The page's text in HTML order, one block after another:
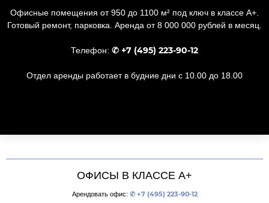
Офисные помещения от 950 до 1100 м² под ключ в классе А+.
Готовый ремонт, парковка. Аренда от 8 000 000 рублей в месяц.
Телефон: ✆ +7 (495) 223-90-12
Отдел аренды работает в будние дни с 10.00 до 18.00
ОФИСЫ В КЛАССЕ А+
Арендовать офис: ✆ +7 (495) 223-90-12